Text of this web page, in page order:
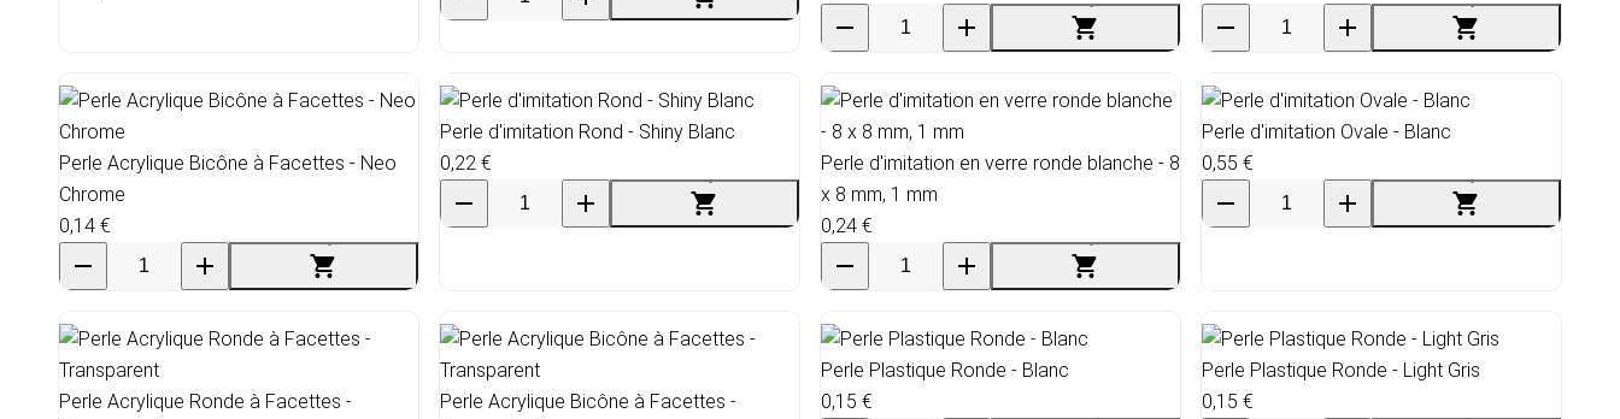
Perle Acrylique Bicône à Facettes - Neo
Chrome
0,14 €
Perle d'imitation Rond - Shiny Blanc
0,22 €
Perle d'imitation en verre ronde blanche - 8
x 8 mm, 1 mm
0,24 €
Perle d'imitation Ovale - Blanc
0,55 €
Perle Acrylique Ronde à Facettes -
Perle Acrylique Bicône à Facettes -
Perle Plastique Ronde - Blanc
0,15 €
Perle Plastique Ronde - Light Gris
0,15 €